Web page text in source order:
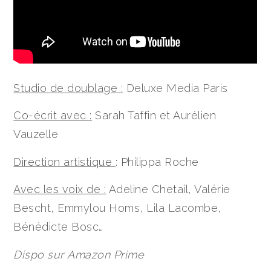
Studio de doublage : Deluxe Media Paris
Co-écrit avec : Sarah Taffin et Aurélien
Vauzelle
Direction artistique : Philippa Roche
Avec les voix de : Adeline Chetail, Valérie
Bescht, Emmylou Homs, Lila Lacombe,
Bénédicte Bosc…
Dispo sur Amazon Prime